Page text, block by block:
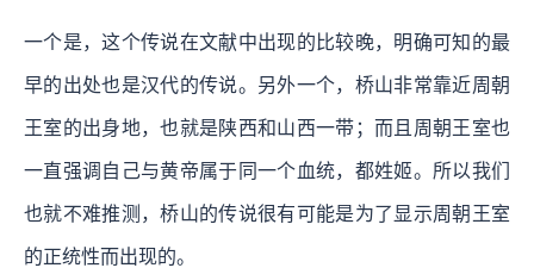
一个是，这个传说在文献中出现的比较晚，明确可知的最
早的出处也是汉代的传说。另外一个，桥山非常靠近周朝
王室的出身地，也就是陕西和山西一带；而且周朝王室也
一直强调自己与黄帝属于同一个血统，都姓姬。所以我们
也就不难推测，桥山的传说很有可能是为了显示周朝王室
的正统性而出现的。